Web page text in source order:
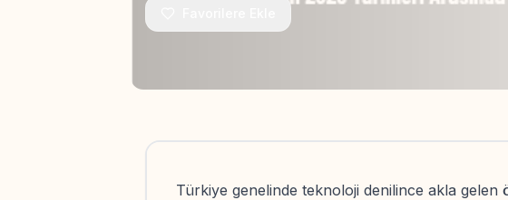
Türkiye genelinde teknoloji denilince akla gelen